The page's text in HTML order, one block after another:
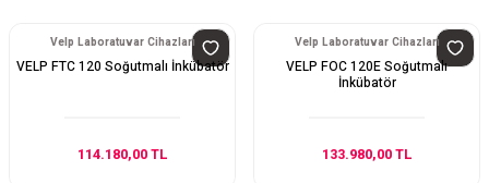
Velp Laboratuvar Cihazları
VELP FTC 120 Soğutmalı İnkübatör
114.180,00 TL
Velp Laboratuvar Cihazları
VELP FOC 120E Soğutmalı
İnkübatör
133.980,00 TL